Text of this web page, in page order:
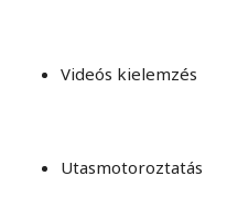
Videós kielemzés
Utasmotoroztatás